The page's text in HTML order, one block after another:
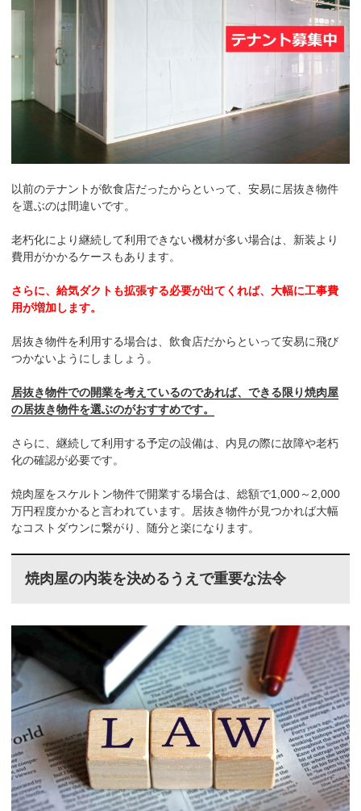
以前のテナントが飲食店だったからといって、安易に居抜き物件
を選ぶのは間違いです。
老朽化により継続して利用できない機材が多い場合は、新装より
費用がかかるケースもあります。
さらに、給気ダクトも拡張する必要が出てくれば、大幅に工事費
用が増加します。
居抜き物件を利用する場合は、飲食店だからといって安易に飛び
つかないようにしましょう。
居抜き物件での開業を考えているのであれば、できる限り焼肉屋
の居抜き物件を選ぶのがおすすめです。
さらに、継続して利用する予定の設備は、内見の際に故障や老朽
化の確認が必要です。
焼肉屋をスケルトン物件で開業する場合は、総額で1,000～2,000
万円程度かかると言われています。居抜き物件が見つかれば大幅
なコストダウンに繋がり、随分と楽になります。
焼肉屋の内装を決めるうえで重要な法令